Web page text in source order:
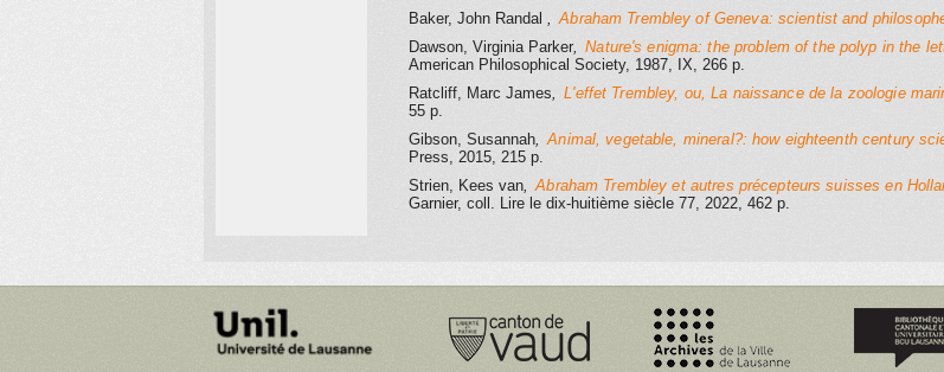
Baker, John Randal , Abraham Trembley of Geneva: scientist and
Dawson, Virginia Parker, Nature's enigma: the problem of the polyp in the
American Philosophical Society, 1987, IX, 266 p.
Ratcliff, Marc James, L'effet Trembley, ou, La naissance de la zoologie
55 p.
Gibson, Susannah, Animal, vegetable, mineral?: how eighteenth century
Press, 2015, 215 p.
Strien, Kees van, Abraham Trembley et autres précepteurs suisses en
Garnier, coll. Lire le dix-huitième siècle 77, 2022, 462 p.